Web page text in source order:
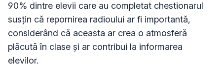
90% dintre elevii care au completat chestionarul
susțin că repornirea radioului ar fi importantă,
considerând că aceasta ar crea o atmosferă
plăcută în clase și ar contribui la informarea
elevilor.